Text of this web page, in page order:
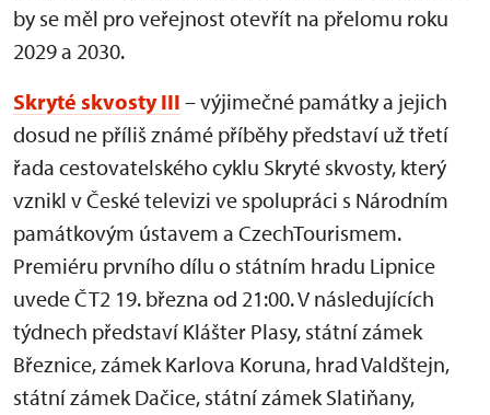
by se měl pro veřejnost otevřít na přelomu roku
2029 a 2030.
Skryté skvosty III – výjimečné památky a jejich
dosud ne příliš známé příběhy představí už třetí
řada cestovatelského cyklu Skryté skvosty, který
vznikl v České televizi ve spolupráci s Národním
památkovým ústavem a CzechTourismem.
Premiéru prvního dílu o státním hradu Lipnice
uvede ČT2 19. března od 21:00. V následujících
týdnech představí Klášter Plasy, státní zámek
Březnice, zámek Karlova Koruna, hrad Valdštejn,
státní zámek Dačice, státní zámek Slatiňany,